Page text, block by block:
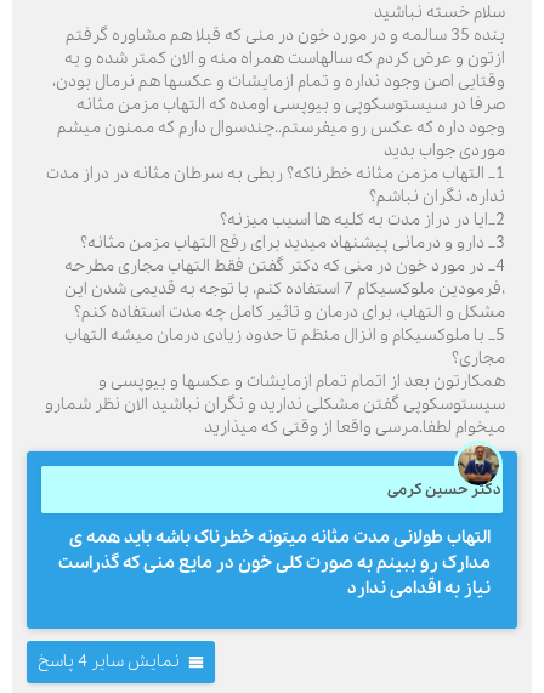
سلام خسته نباشید
بنده 35 سالمه و در مورد خون در منی که قبلا هم مشاوره گرفتم
ازتون و عرض کردم که سالهاست همراه منه و الان کمتر شده و یه
وقتایی اصن وجود نداره و تمام ازمایشات و عکسها هم نرمال بودن،
صرفا در سیستوسکوپی و بیوپسی اومده که التهاب مزمن مثانه
وجود داره که عکس رو میفرستم..چندسوال دارم که ممنون میشم
موردی جواب بدید
1_ التهاب مزمن مثانه خطرناکه؟ ربطی به سرطان مثانه در دراز مدت
نداره، نگران نباشم؟
2_ایا در دراز مدت به کلیه ها اسیب میزنه؟
3_ دارو و درمانی پیشنهاد میدید برای رفع التهاب مزمن مثانه؟
4_ در مورد خون در منی که دکتر گفتن فقط التهاب مجاری مطرحه
،فرمودین ملوکسیکام 7 استفاده کنم، با توجه به قدیمی شدن این
مشکل و التهاب، برای درمان و تاثیر کامل چه مدت استفاده کنم؟
5_ با ملوکسیکام و انزال منظم تا حدود زیادی درمان میشه التهاب
مجاری؟
همکارتون بعد از اتمام تمام ازمایشات و عکسها و بیوپسی و
سیستوسکوپی گفتن مشکلی ندارید و نگران نباشید الان نظر شمارو
میخوام لطفا.مرسی واقعا از وقتی که میذارید
دکتر حسین کرمی
التهاب طولانی مدت مثانه میتونه خطرناک باشه باید همه ی
مدارک رو ببینم به صورت کلی خون در مایع منی که گذراست
نیاز به اقدامی ندارد
نمایش سایر 4 پاسخ